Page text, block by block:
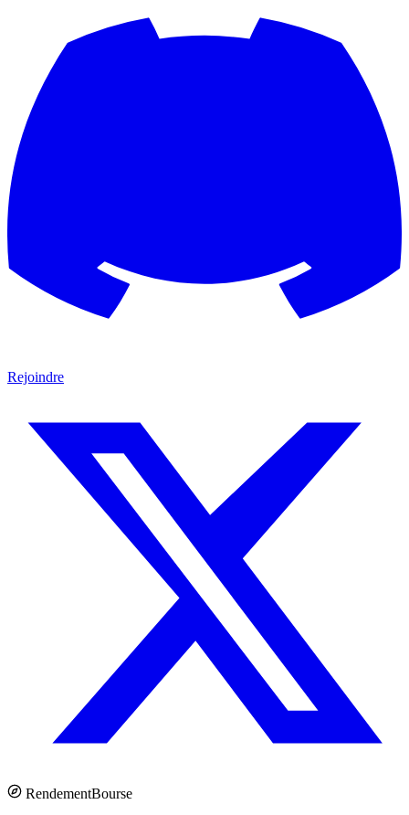
Rejoindre
RendementBourse